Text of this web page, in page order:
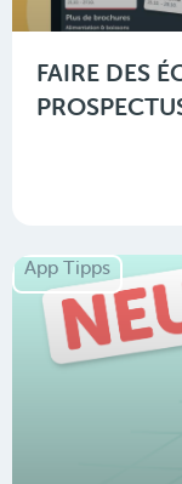
FAIRE DES
App Tipps